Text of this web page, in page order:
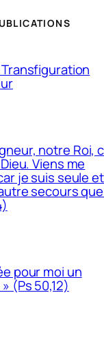
notre Roi,
Viens me
je suis seule
secours
pour moi un
(Ps 50,12)